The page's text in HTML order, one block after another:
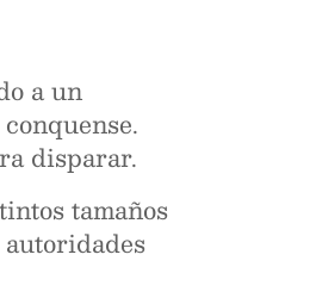
a un
disparar.
tamaños